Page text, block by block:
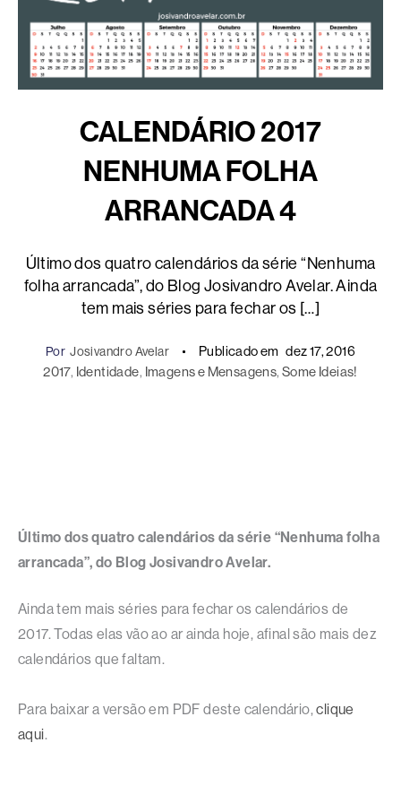
CALENDÁRIO 2017
NENHUMA FOLHA
ARRANCADA 4
Último dos quatro calendários da série “Nenhuma
folha arrancada”, do Blog Josivandro Avelar. Ainda
tem mais séries para fechar os […]
Por Josivandro Avelar Publicado em dez 17, 2016
2017, Identidade, Imagens e Mensagens, Some Ideias!
Último dos quatro calendários da série “Nenhuma folha
arrancada”, do Blog Josivandro Avelar.
Ainda tem mais séries para fechar os calendários de
2017. Todas elas vão ao ar ainda hoje, afinal são mais dez
calendários que faltam.
Para baixar a versão em PDF deste calendário,clique
aqui.